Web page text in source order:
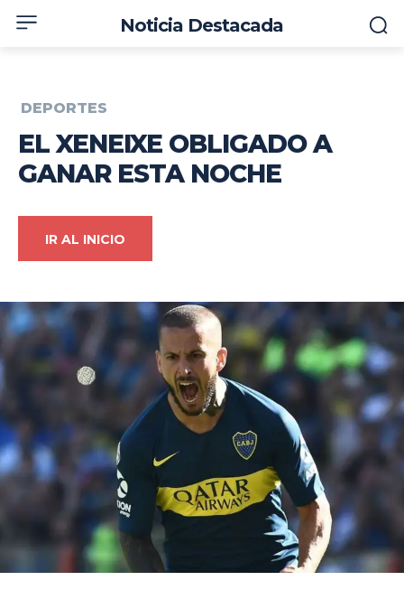
Noticia Destacada
DEPORTES
EL XENEIXE OBLIGADO A
GANAR ESTA NOCHE
IR AL INICIO